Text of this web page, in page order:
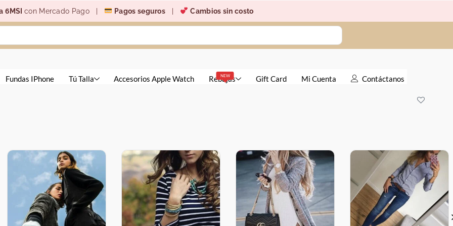
con Mercado Pago | Pagos seguros| Cambios sin costo
Fundas IPhone Tú Talla Accesorios Apple Watch NEW
Rebajas Gift Card Mi Cuenta Contáctanos